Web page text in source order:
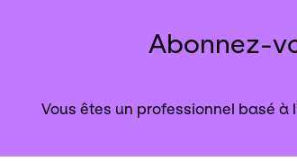
Abonnez-
Vous êtes un professionnel basé à